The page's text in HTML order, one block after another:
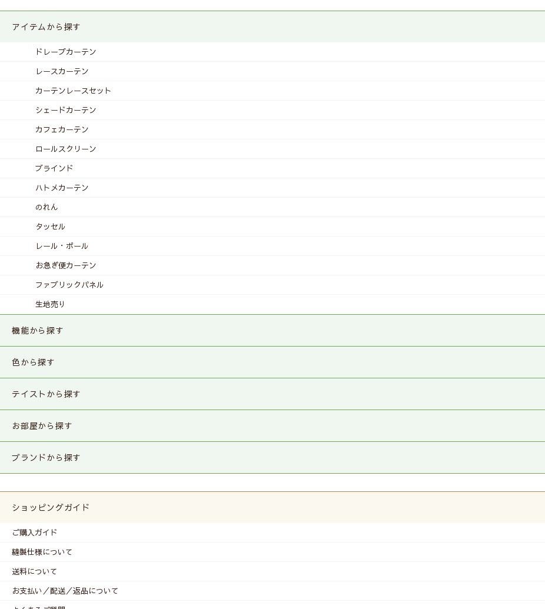
アイテムから探す
ドレープカーテン
レースカーテン
カーテンレースセット
シェードカーテン
カフェカーテン
ロールスクリーン
ブラインド
ハトメカーテン
のれん
タッセル
レール・ポール
お急ぎ便カーテン
ファブリックパネル
生地売り
機能から探す
色から探す
テイストから探す
お部屋から探す
ブランドから探す
ショッピングガイド
ご購入ガイド
縫製仕様について
送料について
お支払い／配送／返品について